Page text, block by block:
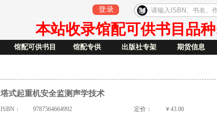
本站收录馆配可供书目品种
馆配可供书目 馆配专供 出版社专架 期货信息
塔式起重机安全监测声学技术
ISBN： 9787564664992 定价： ￥43.00